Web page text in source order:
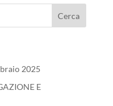
2025
E